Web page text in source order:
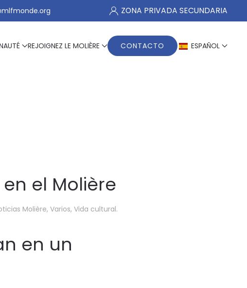
ZONA PRIVADA SECUNDARIA
REJOIGNEZ LE MOLIÈRE CONTACTO ESPAÑOL
el Molière
Molière, Varios, Vida cultural.
en un